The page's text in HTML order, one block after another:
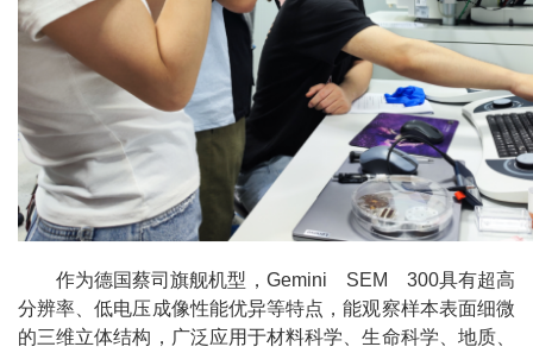
作为德国蔡司旗舰机型，Gemini SEM 300具有超高
分辨率、低电压成像性能优异等特点，能观察样本表面细微
的三维立体结构，广泛应用于材料科学、生命科学、地质、